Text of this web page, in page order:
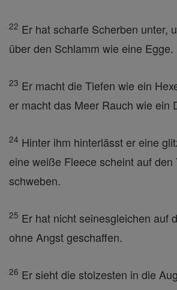
22 Er hat scharfe Scherben unter,
über den Schlamm wie eine Egge.
23 Er macht die Tiefen wie ein
er macht das Meer Rauch wie ein
24 Hinter ihm hinterlässt er eine
eine weiße Fleece scheint auf den
schweben.
25 Er hat nicht seinesgleichen auf
ohne Angst geschaffen.
26 Er sieht die stolzesten in die